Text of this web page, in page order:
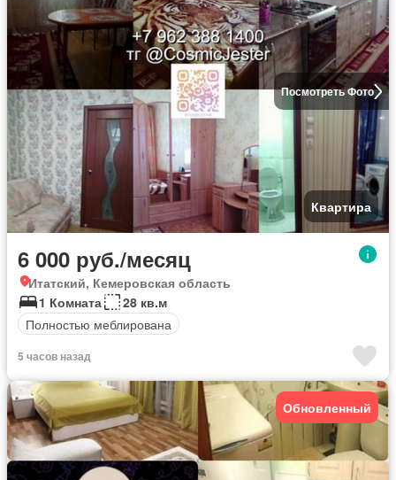
Посмотреть Фото
Квартира
6 000 руб./месяц
Итатский, Кемеровская область
1 Комната
28 кв.м
Полностью меблирована
5 часов назад
Обновленный